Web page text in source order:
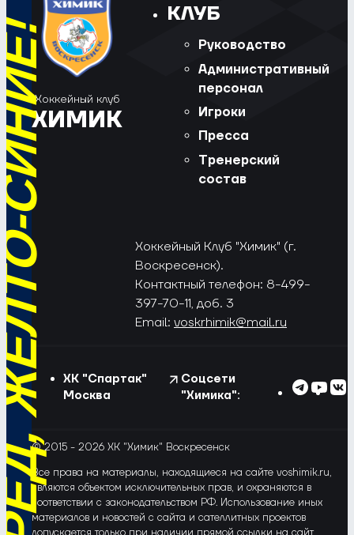
СИНИЕ!
Хоккейный клуб
ХИМИК
КЛУБ
Руководство
Административный
персонал
Игроки
Пресса
Тренерский
состав
Хоккейный Клуб "Химик" (г.
Воскресенск).
Контактный телефон: 8-499-
397-70-11, доб. 3
Email: voskrhimik@mail.ru
ХК "Спартак"
Москва
Соцсети
"Химика":
© 2015 - 2026 ХК "Химик" Воскресенск
Все права на материалы, находящиеся на сайте voshimik.ru,
являются объектом исключительных прав, и охраняются в
соответствии с законодательством РФ. Использование иных
материалов и новостей с сайта и сателлитных проектов